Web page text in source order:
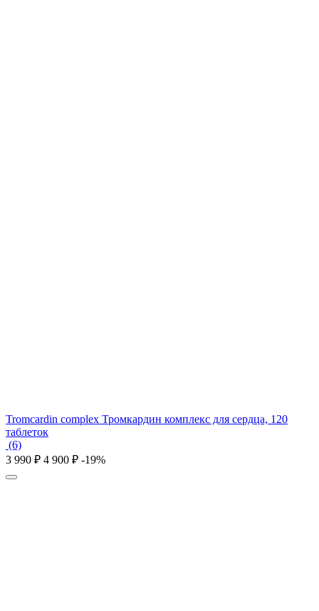
Tromcardin complex Тромкардин комплекс для сердца, 120
таблеток
(6)
3 990 ₽ 4 900 ₽ -19%